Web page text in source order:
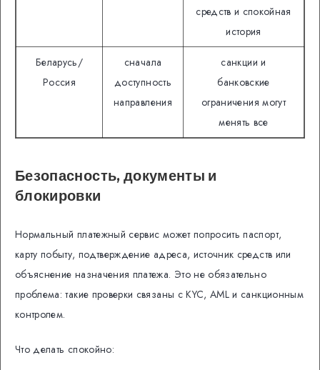
средств и спокойная
история
Беларусь/
Россия
сначала
доступность
направления
санкции и
банковские
ограничения могут
менять все
Безопасность, документы и
блокировки
Нормальный платежный сервис может попросить паспорт,
карту побыту, подтверждение адреса, источник средств или
объяснение назначения платежа. Это не обязательно
проблема: такие проверки связаны с KYC, AML и санкционным
контролем.
Что делать спокойно: